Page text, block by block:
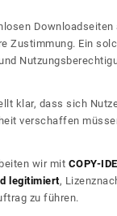
Downloadseiten
Zustimmung. Ein
klar, dass sich
verschaffen
wir mit COPY-
legitimiert,
zu führen.